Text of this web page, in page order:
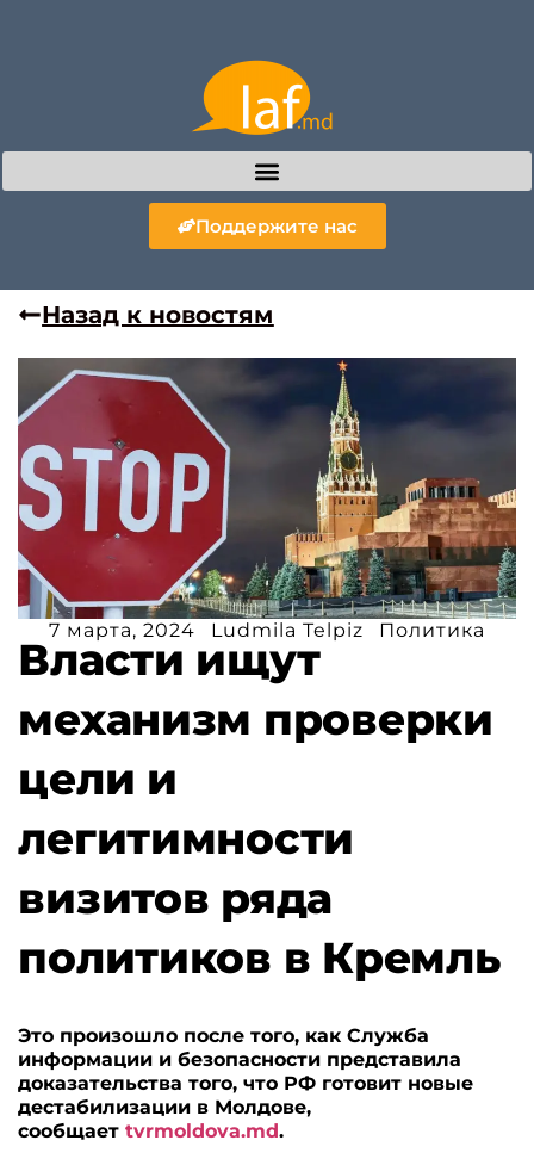
Поддержите нас
Назад к новостям
7 марта, 2024 Ludmila Telpiz Политика
Власти ищут
механизм проверки
цели и
легитимности
визитов ряда
политиков в Кремль
Это произошло после того, как Служба
информации и безопасности представила
доказательства того, что РФ готовит новые
дестабилизации в Молдове,
сообщаетtvrmoldova.md.